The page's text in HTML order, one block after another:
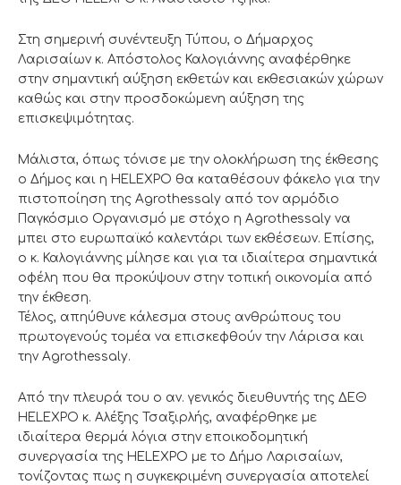
Στη σημερινή συνέντευξη Τύπου, ο Δήμαρχος
Λαρισαίων κ. Απόστολος Καλογιάννης αναφέρθηκε
στην σημαντική αύξηση εκθετών και εκθεσιακών χώρων
καθώς και στην προσδοκώμενη αύξηση της
επισκεψιμότητας.
Μάλιστα, όπως τόνισε με την ολοκλήρωση της έκθεσης
ο Δήμος και η HELEXPO θα καταθέσουν φάκελο για την
πιστοποίηση της Agrothessaly από τον αρμόδιο
Παγκόσμιο Οργανισμό με στόχο η Agrothessaly να
μπει στο ευρωπαϊκό καλεντάρι των εκθέσεων. Επίσης,
ο κ. Καλογιάννης μίλησε και για τα ιδιαίτερα σημαντικά
οφέλη που θα προκύψουν στην τοπική οικονομία από
την έκθεση.
Τέλος, απηύθυνε κάλεσμα στους ανθρώπους του
πρωτογενούς τομέα να επισκεφθούν την Λάρισα και
την Agrothessaly.
Από την πλευρά του ο αν. γενικός διευθυντής της ΔΕΘ
ΗΕLEXPO κ. Αλέξης Τσαξιρλής, αναφέρθηκε με
ιδιαίτερα θερμά λόγια στην εποικοδομητική
συνεργασία της HELEXPO με το Δήμο Λαρισαίων,
τονίζοντας πως η συγκεκριμένη συνεργασία αποτελεί